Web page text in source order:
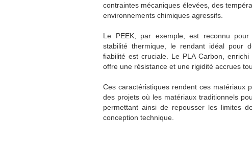
contraintes mécaniques élevées, des
environnements chimiques agressifs.
Le PEEK, par exemple, est reconnu
stabilité thermique, le rendant idéal pour
fiabilité est cruciale. Le PLA Carbon, enrichi
offre une résistance et une rigidité accrues
Ces caractéristiques rendent ces matériaux
des projets où les matériaux traditionnels
permettant ainsi de repousser les limites
conception technique.